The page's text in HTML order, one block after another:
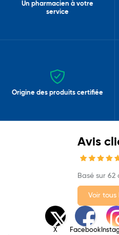
Un pharmacien à votre
service
Origine des produits certifiée
Avis
Basé sur 62
Voir tous
X Facebook